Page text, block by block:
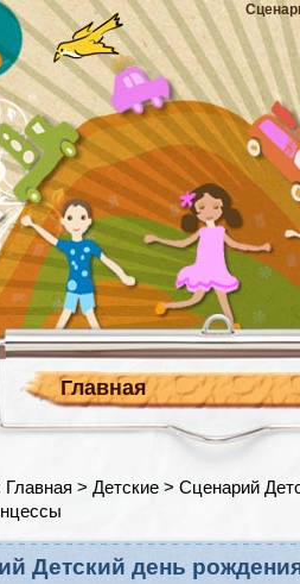
Главная
Главная > Детские > Сценарий
Детский день